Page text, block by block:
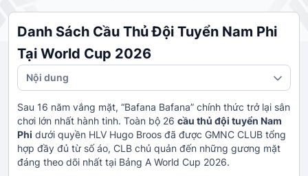
Danh Sách Cầu Thủ Đội Tuyển Nam Phi
Tại World Cup 2026
Nội dung
Sau 16 năm vắng mặt, “Bafana Bafana” chính thức trở lại sân
chơi lớn nhất hành tinh. Toàn bộ 26 cầu thủ đội tuyển Nam
Phi dưới quyền HLV Hugo Broos đã được GMNC CLUB tổng
hợp đầy đủ từ số áo, CLB chủ quản đến những gương mặt
đáng theo dõi nhất tại Bảng A World Cup 2026.